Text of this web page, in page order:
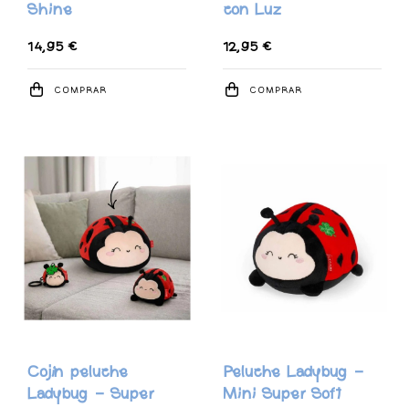
Shine
14,95 €
COMPRAR
con Luz
12,95 €
COMPRAR
Cojín peluche
Ladybug - Super
Peluche Ladybug -
Mini Super Soft